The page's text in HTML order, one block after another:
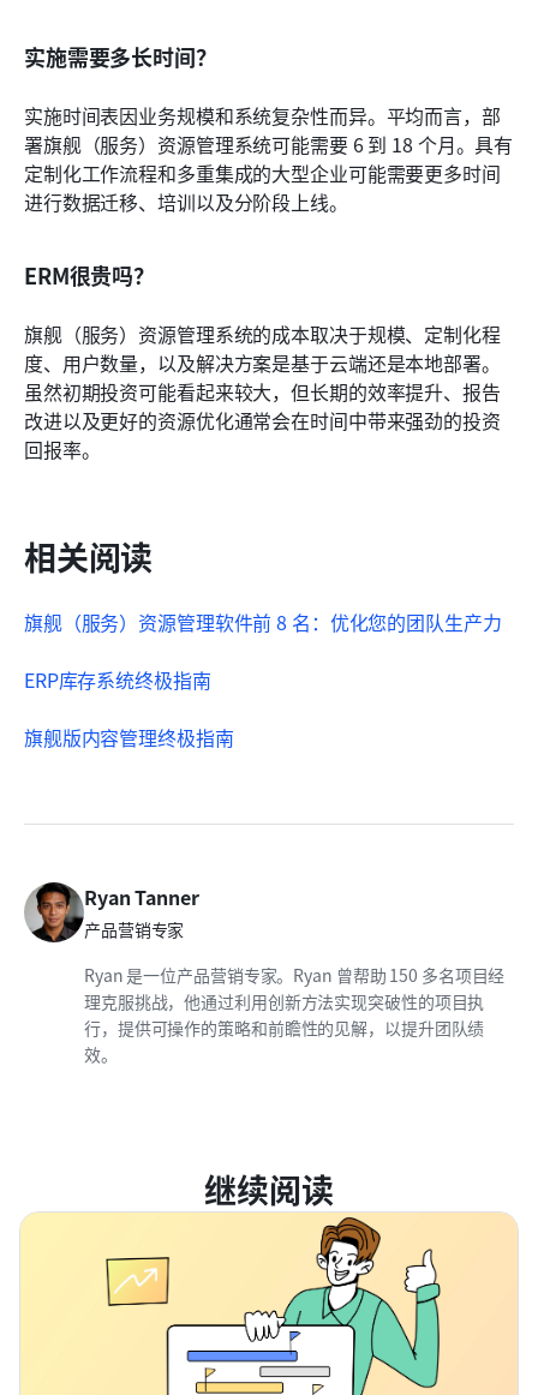
实施需要多长时间？
实施时间表因业务规模和系统复杂性而异。平均而言，部
署旗舰（服务）资源管理系统可能需要 6 到 18 个月。具有
定制化工作流程和多重集成的大型企业可能需要更多时间
进行数据迁移、培训以及分阶段上线。
ERM很贵吗？
旗舰（服务）资源管理系统的成本取决于规模、定制化程
度、用户数量，以及解决方案是基于云端还是本地部署。
虽然初期投资可能看起来较大，但长期的效率提升、报告
改进以及更好的资源优化通常会在时间中带来强劲的投资
回报率。
相关阅读
旗舰（服务）资源管理软件前 8 名：优化您的团队生产力
ERP库存系统终极指南
旗舰版内容管理终极指南
Ryan Tanner
产品营销专家
Ryan 是一位产品营销专家。Ryan 曾帮助 150 多名项目经
理克服挑战，他通过利用创新方法实现突破性的项目执
行，提供可操作的策略和前瞻性的见解，以提升团队绩
效。
继续阅读